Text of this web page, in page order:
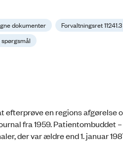
dokumenter
Forvaltningsret
en regions afgørelse
fra 1959. Patientombuddet
der var ældre end 1. januar